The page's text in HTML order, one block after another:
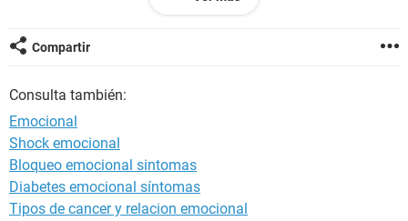
el me insulto ademas el me forzo a estar con el yo no queria
verdad todo eso me ha afectado mucho spicologicamente
no se uqe hacer eso me tiene muy deprimida tengo miedo
olvidar todo eso y no sufrir mas porfavor alguien me podria
ayudar no se uqe hacer
Compartir
Consulta también:
Emocional
Shock emocional
Bloqueo emocional sintomas
Diabetes emocional síntomas
Tipos de cancer y relacion emocional